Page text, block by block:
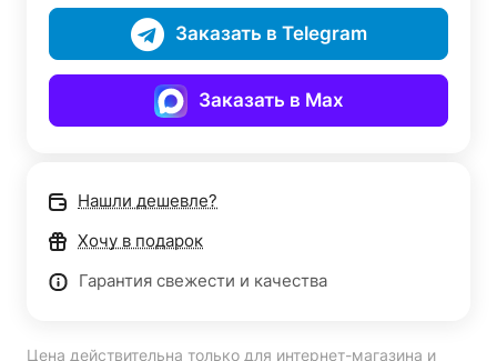
Заказать в Telegram
Заказать в Max
Нашли дешевле?
Хочу в подарок
Гарантия свежести и качества
Цена действительна только для интернет-магазина и